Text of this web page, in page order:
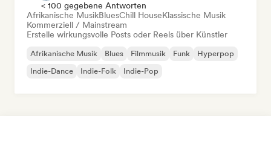
< 100 gegebene Antworten
Afrikanische MusikBluesChill HouseKlassische Musik
Kommerziell / Mainstream
Erstelle wirkungsvolle Posts oder Reels über Künstler
Afrikanische Musik Blues Filmmusik Funk
Hyperpop
Indie-Dance
Indie-Folk Indie-Pop